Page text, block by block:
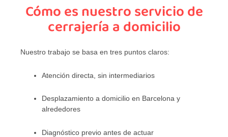
Cómo es nuestro servicio de
cerrajería a domicilio
Nuestro trabajo se basa en tres puntos claros:
Atención directa, sin intermediarios
Desplazamiento a domicilio en Barcelona y
alrededores
Diagnóstico previo antes de actuar